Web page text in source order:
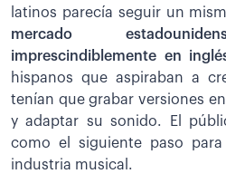
latinos parecía seguir un
mercado
imprescindiblemente en
hispanos que aspiraban a
tenían que grabar versiones
y adaptar su sonido. El
como el siguiente paso
industria musical.